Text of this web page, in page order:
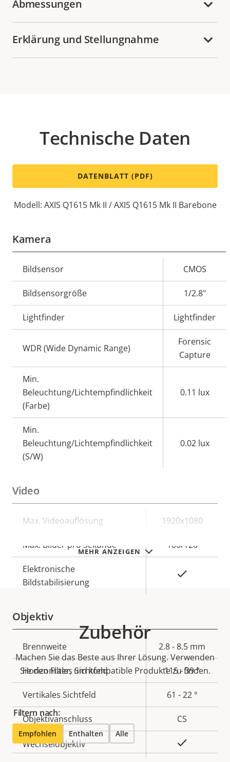
Abmessungen
Erklärung und Stellungnahme
MEHR ANZEIGEN
Technische Daten
DATENBLATT (PDF)
Modell: AXIS Q1615 Mk II / AXIS Q1615 Mk II Barebone
Kamera
Eigentumsbeschreibung Eigentumswert
Bildsensor CMOS
Bildsensorgröße 1/2.8"
Lightfinder Lightfinder
WDR (Wide Dynamic Range)
Forensic
Capture
Min.
Beleuchtung/Lichtempfindlichkeit
(Farbe)
0.11 lux
Min.
Beleuchtung/Lichtempfindlichkeit
(S/W)
0.02 lux
Video
Eigentumsbeschreibung Eigentumswert
Max. Videoauflösung 1920x1080
Max. Bilder pro Sekunde 100/120
Elektronische
Bildstabilisierung
Objektiv
Eigentumsbeschreibung Eigentumswert
Brennweite 2.8 - 8.5 mm
Horizontales Sichtfeld 115 - 39 °
Vertikales Sichtfeld 61 - 22 °
Objektivanschluss CS
Wechselobjektiv
Zubehör
Machen Sie das Beste aus Ihrer Lösung. Verwenden
Sie den Filter, um kompatible Produkte zu finden.
Filtern nach:
Empfohlen Enthalten Alle